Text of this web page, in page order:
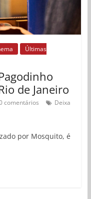
Últimas
de Janeiro
comentários
Deixa
por Mosquito, é